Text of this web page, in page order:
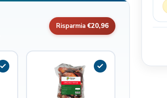
Risparmia €20,96